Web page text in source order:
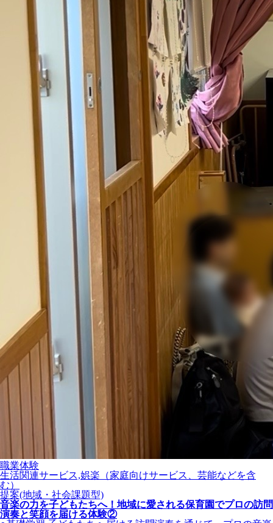
職業体験
生活関連サービス,娯楽（家庭向けサービス、芸能などを含
む）
提案(地域・社会課題型)
音楽の力を子どもたちへ！地域に愛される保育園でプロの訪問
演奏と笑顔を届ける体験②